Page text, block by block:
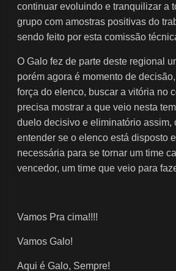
continuar evoluindo e tranquilizar a
grupo com amostras positivas do
sendo feito por esta comissão
O Galo fez de parte deste regional
porém agora é momento de
força do elenco, buscar a vitória no
precisa mostrar a que veio nesta
duelo decisivo e eliminatório assim,
entender se o elenco está disposto
necessária para se tornar um time
vencedor, um time que veio para
Vamos Pra cima!!!!
Vamos Galo!
Aqui é Galo, Sempre!